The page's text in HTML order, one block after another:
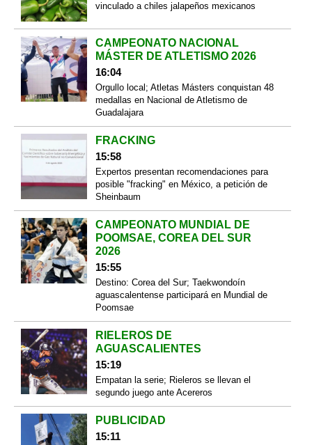
vinculado a chiles jalapeños mexicanos
CAMPEONATO NACIONAL
MÁSTER DE ATLETISMO 2026
16:04
Orgullo local; Atletas Másters conquistan 48
medallas en Nacional de Atletismo de
Guadalajara
FRACKING
15:58
Expertos presentan recomendaciones para
posible "fracking" en México, a petición de
Sheinbaum
CAMPEONATO MUNDIAL DE
POOMSAE, COREA DEL SUR
2026
15:55
Destino: Corea del Sur; Taekwondoín
aguascalentense participará en Mundial de
Poomsae
RIELEROS DE
AGUASCALIENTES
15:19
Empatan la serie; Rieleros se llevan el
segundo juego ante Acereros
PUBLICIDAD
15:11